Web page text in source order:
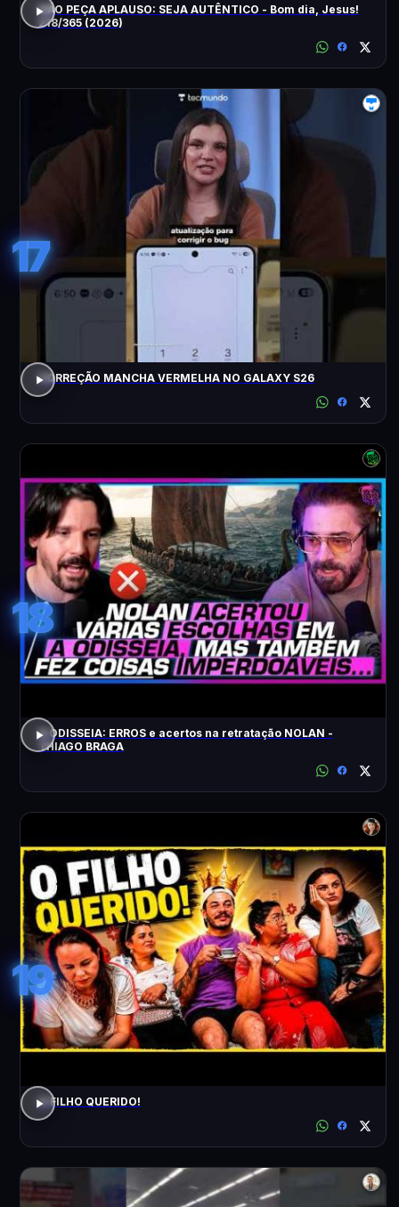
NÃO PEÇA APLAUSO: SEJA AUTÊNTICO - Bom dia, Jesus!
218/365 (2026)
17
CORREÇÃO MANCHA VERMELHA NO GALAXY S26
18
A ODISSEIA: ERROS e acertos na retratação NOLAN -
THIAGO BRAGA
19
O FILHO QUERIDO!